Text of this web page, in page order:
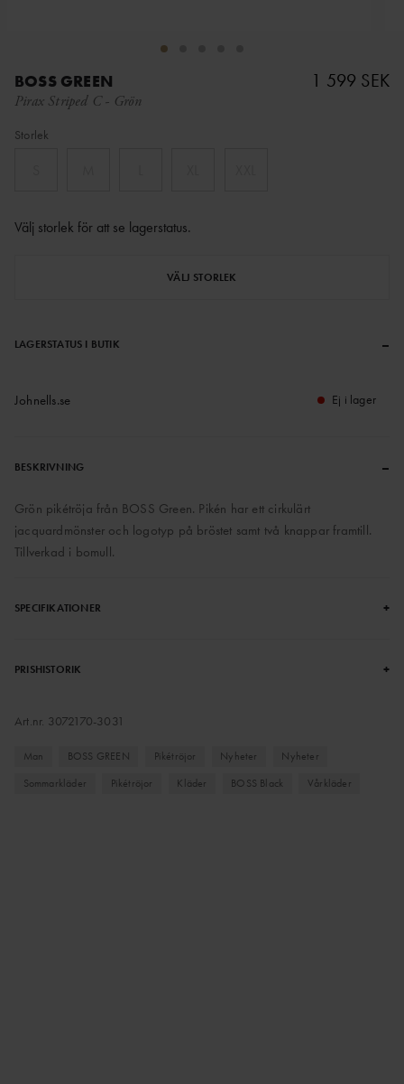
BOSS GREEN
Pirax Striped C - Grön
1 599 SEK
Storlek
Välj storlek för att se lagerstatus.
VÄLJ STORLEK
LAGERSTATUS I BUTIK –
Johnells.se Ej i lager
BESKRIVNING –
Grön pikétröja från BOSS Green. Pikén har ett cirkulärt
jacquardmönster och logotyp på bröstet samt två knappar framtill.
Tillverkad i bomull.
SPECIFIKATIONER +
PRISHISTORIK +
Art.nr. 3072170-3031
Man BOSS GREEN Pikétröjor Nyheter
Nyheter
Sommarkläder
Pikétröjor Kläder BOSS Black Vårkläder